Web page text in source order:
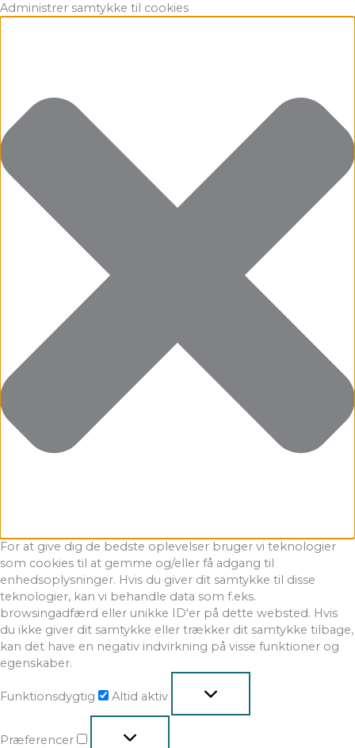
Administrer samtykke til cookies
For at give dig de bedste oplevelser bruger vi teknologier
som cookies til at gemme og/eller få adgang til
enhedsoplysninger. Hvis du giver dit samtykke til disse
teknologier, kan vi behandle data som f.eks.
browsingadfærd eller unikke ID'er på dette websted. Hvis
du ikke giver dit samtykke eller trækker dit samtykke tilbage,
kan det have en negativ indvirkning på visse funktioner og
egenskaber.
Funktionsdygtig
Funktionsdygtig
Altid aktiv
Præferencer
Præferencer
Statistikker
Marketing
Gå
til